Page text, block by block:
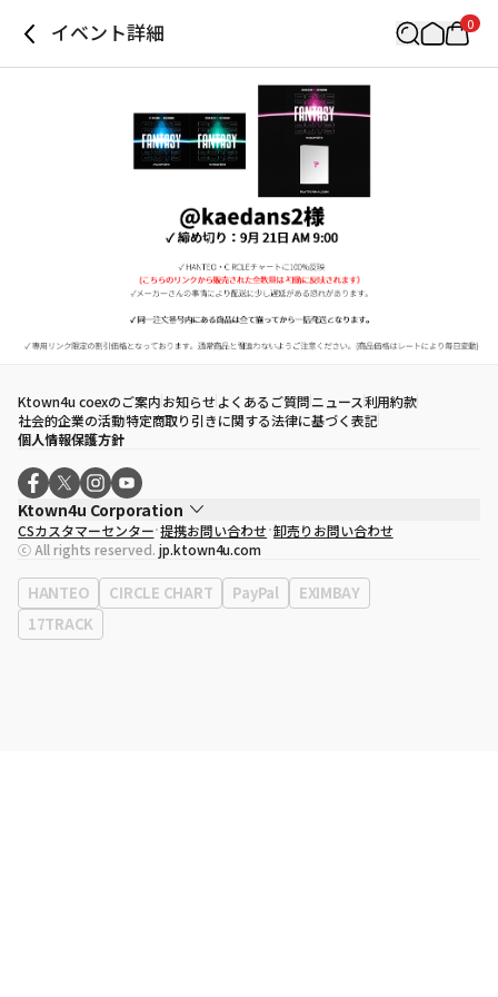
イベント詳細 0
Ktown4u coexのご案内お知らせよくあるご質問ニュース利用約款
社会的企業の活動特定商取り引きに関する法律に基づく表記
個人情報保護方針
Ktown4u Corporation
代表取締役
ソン・ヒョミン
事業者登録番号120-87-71116
eContext
0120-23-7523
事務所住所
ソウル特別市江南区永東大路513、3階(三成洞、coex)
CSカスタマーセンター 提携お問い合わせ 卸売りお問い合わせ
ⓒ All rights reserved. jp.ktown4u.com
HANTEO CIRCLE CHART PayPal
EXIMBAY
17TRACK